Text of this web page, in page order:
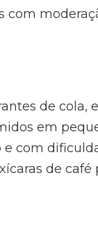
com
de cola,
em
com
de café